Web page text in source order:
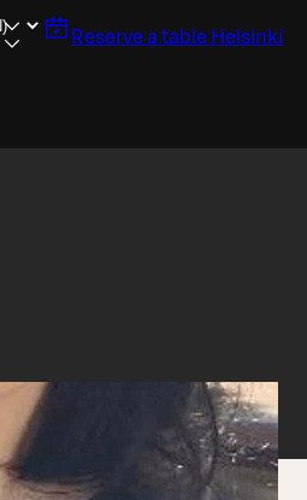
Reserve a table Helsinki